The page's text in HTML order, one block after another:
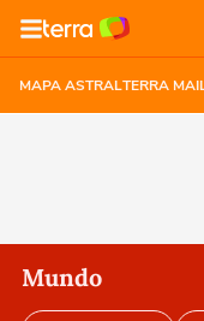
MAPA ASTRALTERRA
Mundo